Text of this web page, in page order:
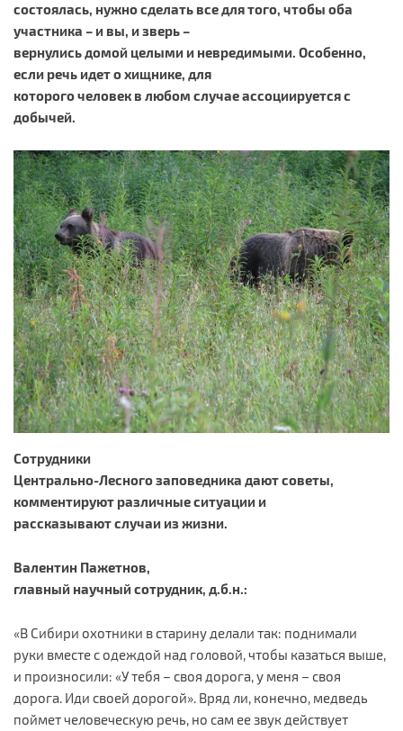
состоялась, нужно сделать все для того, чтобы оба
участника – и вы, и зверь –
вернулись домой целыми и невредимыми. Особенно,
если речь идет о хищнике, для
которого человек в любом случае ассоциируется с
добычей.
Сотрудники
Центрально-Лесного заповедника дают советы,
комментируют различные ситуации и
рассказывают случаи из жизни.
Валентин Пажетнов,
главный научный сотрудник, д.б.н.:
«В Сибири охотники в старину делали так: поднимали
руки вместе с одеждой над головой, чтобы казаться выше,
и произносили: «У тебя – своя дорога, у меня – своя
дорога. Иди своей дорогой». Вряд ли, конечно, медведь
поймет человеческую речь, но сам ее звук действует